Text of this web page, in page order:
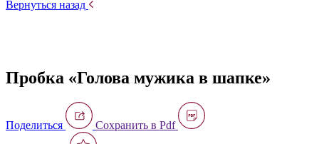
Вернуться назад
Пробка «Голова мужика в шапке»
Поделиться Сохранить в Pdf